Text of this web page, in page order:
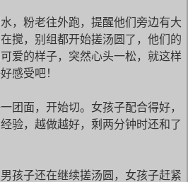
粉老往外跑，提醒他们旁边有大
搅，别组都开始搓汤圆了，他们的
爱的样子，突然心头一松，就这样
感受吧！
面，开始切。女孩子配合得好，
验，越做越好，剩两分钟时还和了
子还在继续搓汤圆，女孩子赶紧